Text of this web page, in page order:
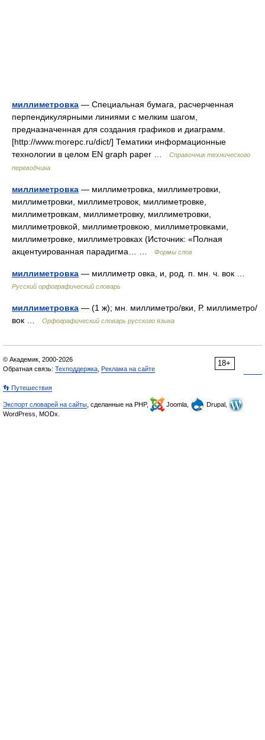
миллиметровка — Специальная бумага, расчерченная
перпендикулярными линиями с мелким шагом,
предназначенная для создания графиков и диаграмм.
[http://www.morepc.ru/dict/] Тематики информационные
технологии в целом EN graph paper …
Справочник технического
переводчика
миллиметровка — миллиметровка, миллиметровки,
миллиметровки, миллиметровок, миллиметровке,
миллиметровкам, миллиметровку, миллиметровки,
миллиметровкой, миллиметровкою, миллиметровками,
миллиметровке, миллиметровках (Источник: «Полная
акцентуированная парадигма… …
Формы слов
миллиметровка — миллиметр овка, и, род. п. мн. ч. вок …
Русский орфографический словарь
миллиметровка — (1 ж); мн. миллиметро/вки, Р. миллиметро/
вок …
Орфографический словарь русского языка
18+
© Академик, 2000-2026
Обратная связь: Техподдержка Реклама на сайте
👣 Путешествия
Экспорт словарей на сайты , сделанные на PHP, Joomla,
Drupal,
WordPress, MODx.